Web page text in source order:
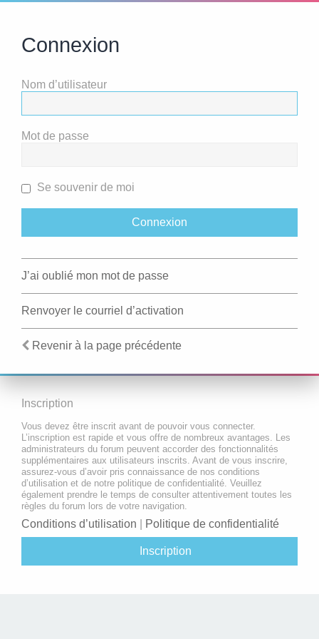
Connexion
Nom d’utilisateur
Mot de passe
Se souvenir de moi
J’ai oublié mon mot de passe
Renvoyer le courriel d’activation
Revenir à la page précédente
Inscription
Vous devez être inscrit avant de pouvoir vous connecter.
L’inscription est rapide et vous offre de nombreux avantages. Les
administrateurs du forum peuvent accorder des fonctionnalités
supplémentaires aux utilisateurs inscrits. Avant de vous inscrire,
assurez-vous d’avoir pris connaissance de nos conditions
d’utilisation et de notre politique de confidentialité. Veuillez
également prendre le temps de consulter attentivement toutes les
règles du forum lors de votre navigation.
Conditions d’utilisation Politique de confidentialité
Inscription